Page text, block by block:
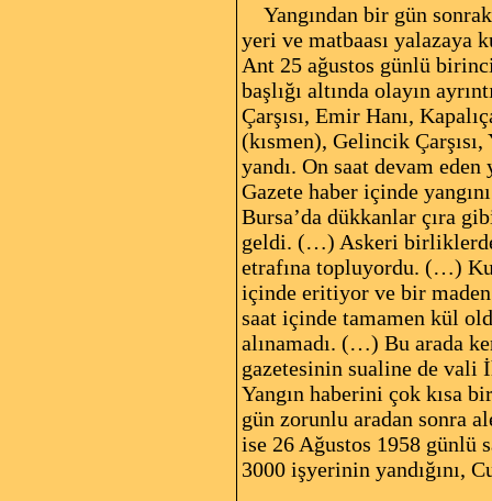
Yangından bir gün
yeri ve matbaası yalazaya
Ant 25 ağustos günlü birinci
başlığı altında olayın
Çarşısı, Emir Hanı,
(kısmen), Gelincik
yandı. On saat devam
Gazete haber içinde
Bursa’da dükkanlar çıra
geldi. (…) Askeri
etrafına topluyordu. (…)
içinde eritiyor ve bir maden
saat içinde tamamen kül
alınamadı. (…) Bu arada
gazetesinin sualine de vali
Yangın haberini çok kısa
gün zorunlu aradan sonra
ise 26 Ağustos 1958 günlü
3000 işyerinin yandığını,